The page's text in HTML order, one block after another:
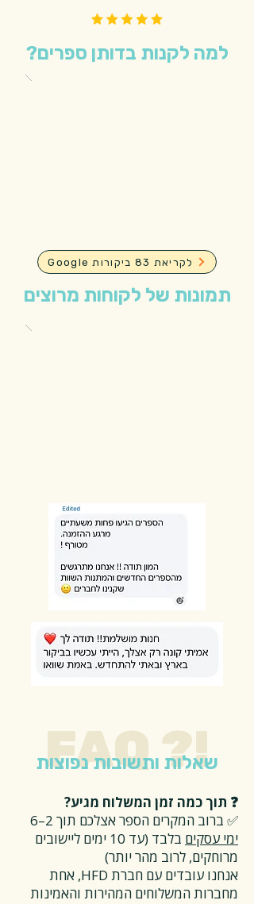
למה לקנות בדותן ספרים?
Google לקריאת 83 ביקורות
תמונות של לקוחות מרוצים
FAQ ?!
שאלות ותשובות נפוצות
❓ תוך כמה זמן המשלוח מגיע?
✅ ברוב המקרים הספר אצלכם תוך 2–6
ימי עסקים
בלבד (עד 10 ימים ליישובים
מרוחקים, לרוב מהר יותר)
אנחנו עובדים עם חברת HFD, אחת
מחברות המשלוחים המהירות והאמינות